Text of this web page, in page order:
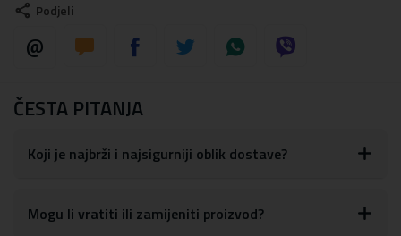
NAPOMENA: Molimo provjerite kompatibilnost kabela s
vašim uređajem. Ne odgovaramo za krivo naručen kabel.
Podjeli
ČESTA PITANJA
Koji je najbrži i najsigurniji oblik dostave?
Mogu li vratiti ili zamijeniti proizvod?